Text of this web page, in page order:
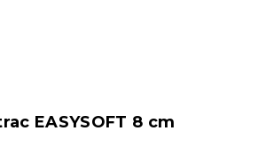
EASYSOFT 8 cm